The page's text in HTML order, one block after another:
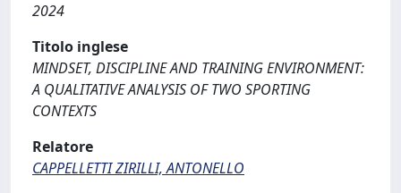
2024
Titolo inglese
MINDSET, DISCIPLINE AND TRAINING ENVIRONMENT:
A QUALITATIVE ANALYSIS OF TWO SPORTING
CONTEXTS
Relatore
CAPPELLETTI ZIRILLI, ANTONELLO